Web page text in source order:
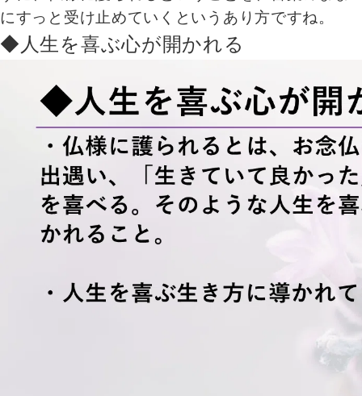
にすっと受け止めていくというあり方ですね。
◆人生を喜ぶ心が開かれる